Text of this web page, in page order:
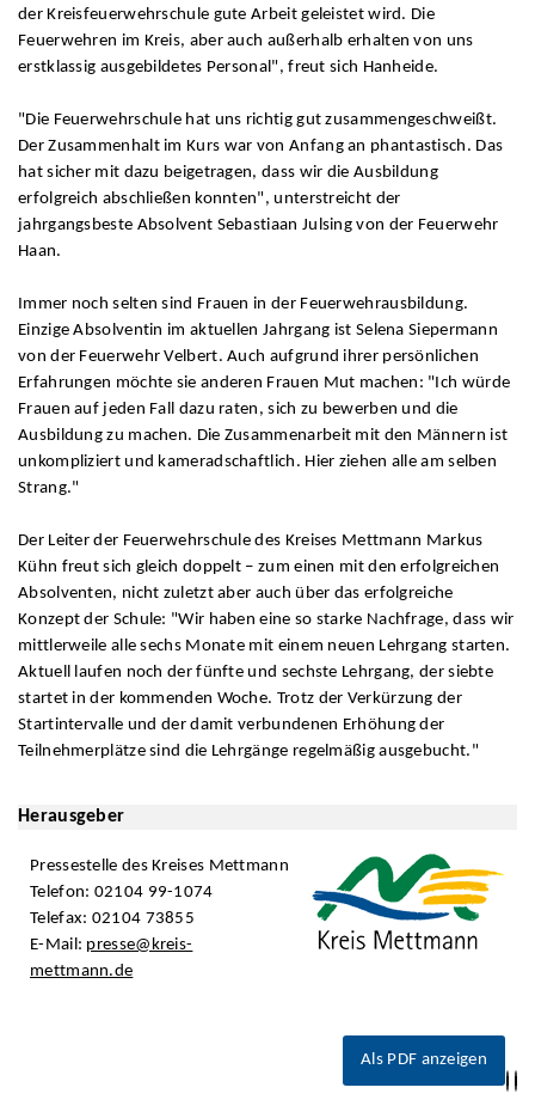
der Kreisfeuerwehrschule gute Arbeit geleistet wird. Die
Feuerwehren im Kreis, aber auch außerhalb erhalten von uns
erstklassig ausgebildetes Personal", freut sich Hanheide.
"Die Feuerwehrschule hat uns richtig gut zusammengeschweißt.
Der Zusammenhalt im Kurs war von Anfang an phantastisch. Das
hat sicher mit dazu beigetragen, dass wir die Ausbildung
erfolgreich abschließen konnten", unterstreicht der
jahrgangsbeste Absolvent Sebastiaan Julsing von der Feuerwehr
Haan.
Immer noch selten sind Frauen in der Feuerwehrausbildung.
Einzige Absolventin im aktuellen Jahrgang ist Selena Siepermann
von der Feuerwehr Velbert. Auch aufgrund ihrer persönlichen
Erfahrungen möchte sie anderen Frauen Mut machen: "Ich würde
Frauen auf jeden Fall dazu raten, sich zu bewerben und die
Ausbildung zu machen. Die Zusammenarbeit mit den Männern ist
unkompliziert und kameradschaftlich. Hier ziehen alle am selben
Strang."
Der Leiter der Feuerwehrschule des Kreises Mettmann Markus
Kühn freut sich gleich doppelt – zum einen mit den erfolgreichen
Absolventen, nicht zuletzt aber auch über das erfolgreiche
Konzept der Schule: "Wir haben eine so starke Nachfrage, dass wir
mittlerweile alle sechs Monate mit einem neuen Lehrgang starten.
Aktuell laufen noch der fünfte und sechste Lehrgang, der siebte
startet in der kommenden Woche. Trotz der Verkürzung der
Startintervalle und der damit verbundenen Erhöhung der
Teilnehmerplätze sind die Lehrgänge regelmäßig ausgebucht."
Herausgeber
Pressestelle des Kreises Mettmann
Telefon: 02104 99-1074
Telefax: 02104 73855
E-Mail: presse@kreis-
mettmann.de
Als PDF anzeigen